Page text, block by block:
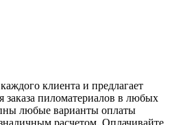
клиента и предлагает
заказа пиломатериалов в любых
любые варианты оплаты